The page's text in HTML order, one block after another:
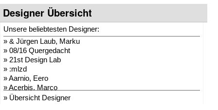
»Weishäupl
»Sitting Bull
»more
»CARMA Plaids
» MyYour
» Flux
» rephorm
» serralunga 1825
»euro3plast
»OpinionCIATTI
» Bensen
Designer Übersicht
Unsere beliebtesten Designer:
» & Jürgen Laub, Marku
» 08/16 Quergedacht
» 21st Design Lab
» :mlzd
»Aarnio, Eero
»Acerbis, Marco
» Adam + Harborth
» Übersicht Designer